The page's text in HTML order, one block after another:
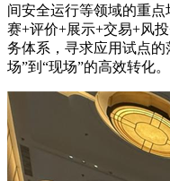
间安全运行等领域的重
赛+评价+展示+交易+风
务体系，寻求应用试点
场”到“现场”的高效转化。